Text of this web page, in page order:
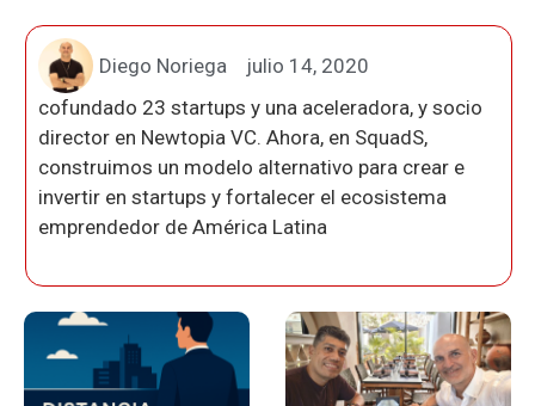
Diego Noriega
julio 14, 2020
cofundado 23 startups y una aceleradora, y socio
director en Newtopia VC. Ahora, en SquadS,
construimos un modelo alternativo para crear e
invertir en startups y fortalecer el ecosistema
emprendedor de América Latina